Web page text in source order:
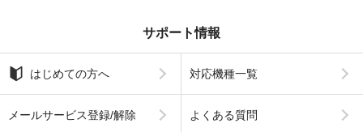
サポート情報
はじめての方へ 対応機種一覧
メールサービス登録/解除 よくある質問